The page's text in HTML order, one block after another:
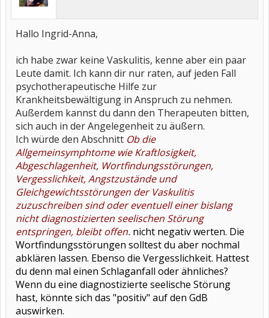
Hallo Ingrid-Anna,
ich habe zwar keine Vaskulitis, kenne aber ein paar
Leute damit. Ich kann dir nur raten, auf jeden Fall
psychotherapeutische Hilfe zur
Krankheitsbewältigung in Anspruch zu nehmen.
Außerdem kannst du dann den Therapeuten bitten,
sich auch in der Angelegenheit zu äußern.
Ich würde den Abschnitt Ob die
Allgemeinsymphtome wie Kraftlosigkeit,
Abgeschlagenheit, Wortfindungsstörungen,
Vergesslichkeit, Angstzustände und
Gleichgewichtsstörungen der Vaskulitis
zuzuschreiben sind oder eventuell einer bislang
nicht diagnostizierten seelischen Störung
entspringen, bleibt offen. nicht negativ werten. Die
Wortfindungsstörungen solltest du aber nochmal
abklären lassen. Ebenso die Vergesslichkeit. Hattest
du denn mal einen Schlaganfall oder ähnliches?
Wenn du eine diagnostizierte seelische Störung
hast, könnte sich das "positiv" auf den GdB
auswirken.